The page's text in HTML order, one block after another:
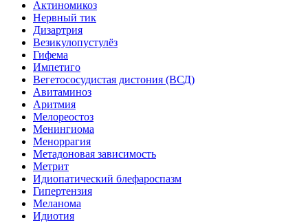
Актиномикоз
Нервный тик
Дизартрия
Везикулопустулёз
Гифема
Импетиго
Вегетососудистая дистония (ВСД)
Авитаминоз
Аритмия
Мелореостоз
Менингиома
Меноррагия
Метадоновая зависимость
Метрит
Идиопатический блефароспазм
Гипертензия
Меланома
Идиотия